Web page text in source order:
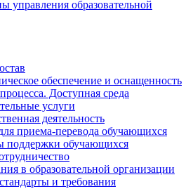
управления образовательной
обеспечение и оснащенность
Доступная среда
услуги
деятельность
приема-перевода обучающихся
поддержки обучающихся
в образовательной организации
и требования